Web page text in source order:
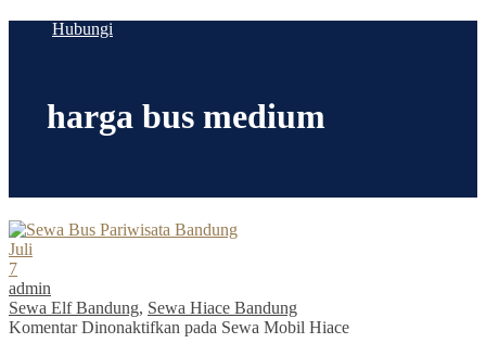
Hubungi
harga bus medium
Juli
7
admin
Sewa Elf Bandung, Sewa Hiace Bandung
Komentar Dinonaktifkan pada Sewa Mobil Hiace